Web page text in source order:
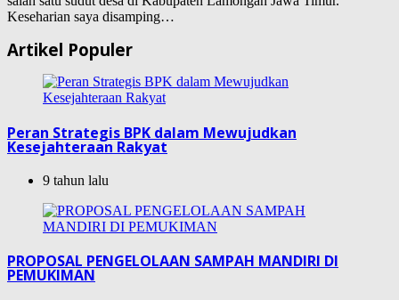
Keseharian saya disamping…
Artikel Populer
Peran Strategis BPK dalam Mewujudkan
Kesejahteraan Rakyat
9 tahun lalu
PROPOSAL PENGELOLAAN SAMPAH MANDIRI DI
PEMUKIMAN